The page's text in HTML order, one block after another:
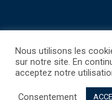
©CNRS EDITIONS 2025
Droits étrangers /
Nous utilisons les
sur notre site. En
acceptez notre
Consentement